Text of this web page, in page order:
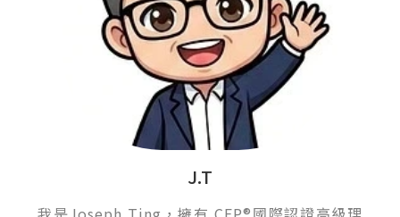
J.T